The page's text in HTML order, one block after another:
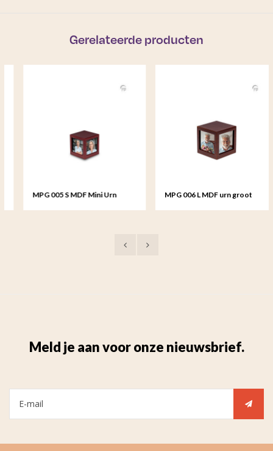
Gerelateerde producten
MPG 005 S MDF Mini Urn MPG 006 L MDF urn groot
Meld je aan voor onze nieuwsbrief.